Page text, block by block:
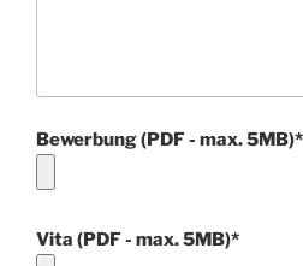
Bewerbung (PDF - max. 5MB)*
Vita (PDF - max. 5MB)*